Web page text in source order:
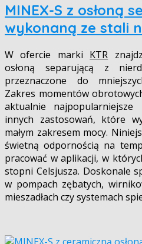
MINEX-S z osłoną
wykonaną ze stali
W ofercie marki KTR
osłoną separującą z
przeznaczone do
Zakres momentów
aktualnie
innych zastosowań, które
małym zakresem mocy.
świetną odpornością na
pracować w aplikacji, w
stopni Celsjusza. Doskonale
w pompach zębatych,
mieszadłach czy systemach